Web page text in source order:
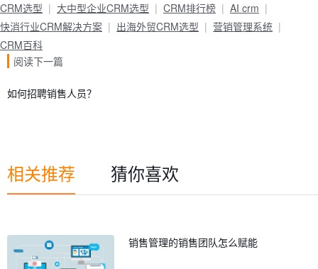
CRM选型
大中型企业CRM选型 CRM排行榜
AI crm
快消行业CRM解决方案
出海外贸CRM选型
营销管理系统
CRM百科
阅读下一篇
如何招聘销售人员？
相关推荐 猜你喜欢
销售管理的销售团队怎么赋能